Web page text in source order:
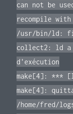
can not be
recompile
/usr/bin/ld:
collect2: ld a
d'exécution
make[4]: ***
make[4]:
/home/fred/